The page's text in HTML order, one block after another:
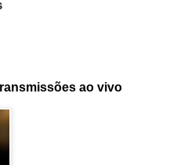
ao vivo